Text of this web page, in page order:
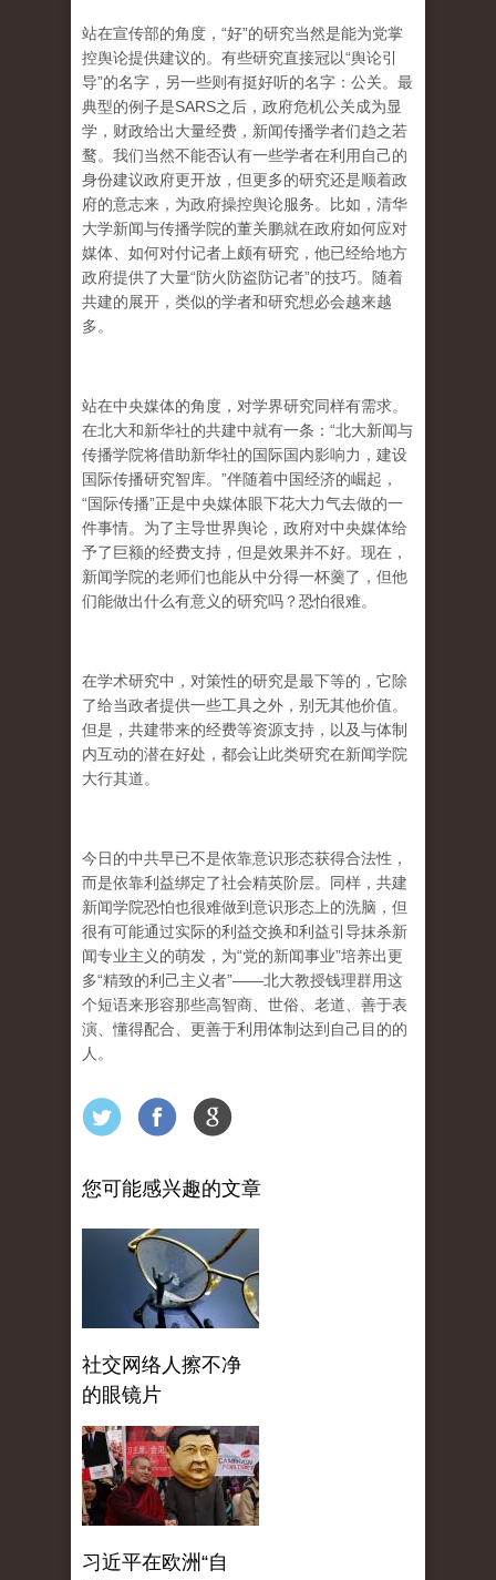
站在宣传部的角度，“好”的研究当然是能为党掌
控舆论提供建议的。有些研究直接冠以“舆论引
导”的名字，另一些则有挺好听的名字：公关。最
典型的例子是SARS之后，政府危机公关成为显
学，财政给出大量经费，新闻传播学者们趋之若
鹜。我们当然不能否认有一些学者在利用自己的
身份建议政府更开放，但更多的研究还是顺着政
府的意志来，为政府操控舆论服务。比如，清华
大学新闻与传播学院的董关鹏就在政府如何应对
媒体、如何对付记者上颇有研究，他已经给地方
政府提供了大量“防火防盗防记者”的技巧。随着
共建的展开，类似的学者和研究想必会越来越
多。
站在中央媒体的角度，对学界研究同样有需求。
在北大和新华社的共建中就有一条：“北大新闻与
传播学院将借助新华社的国际国内影响力，建设
国际传播研究智库。”伴随着中国经济的崛起，
“国际传播”正是中央媒体眼下花大力气去做的一
件事情。为了主导世界舆论，政府对中央媒体给
予了巨额的经费支持，但是效果并不好。现在，
新闻学院的老师们也能从中分得一杯羹了，但他
们能做出什么有意义的研究吗？恐怕很难。
在学术研究中，对策性的研究是最下等的，它除
了给当政者提供一些工具之外，别无其他价值。
但是，共建带来的经费等资源支持，以及与体制
内互动的潜在好处，都会让此类研究在新闻学院
大行其道。
今日的中共早已不是依靠意识形态获得合法性，
而是依靠利益绑定了社会精英阶层。同样，共建
新闻学院恐怕也很难做到意识形态上的洗脑，但
很有可能通过实际的利益交换和利益引导抹杀新
闻专业主义的萌发，为“党的新闻事业”培养出更
多“精致的利己主义者”——北大教授钱理群用这
个短语来形容那些高智商、世俗、老道、善于表
演、懂得配合、更善于利用体制达到自己目的的
人。
您可能感兴趣的文章
社交网络人擦不净
的眼镜片
习近平在欧洲“自